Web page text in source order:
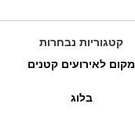
קטגוריות נבחרות
מקום לאירועים קטנים
בלוג